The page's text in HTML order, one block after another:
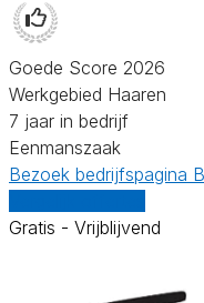
Goede Score 2026
Werkgebied Haaren
7 jaar in bedrijf
Eenmanszaak
Bezoek bedrijfspagina
Gratis - Vrijblijvend